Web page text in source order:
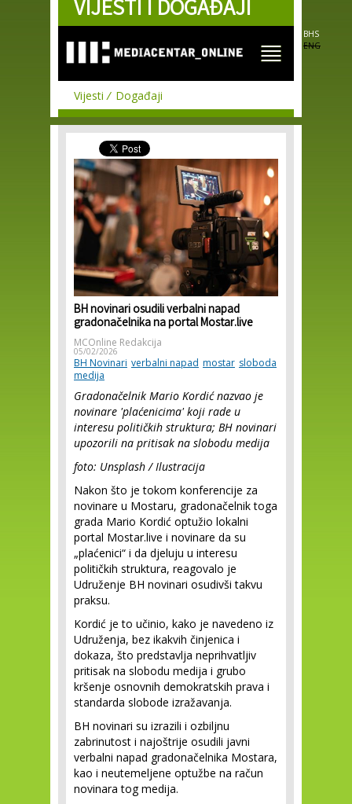
Skip to
main
VIJESTI I DOGAĐAJI
BHS
ENG
Vijesti Događaji
BH novinari osudili verbalni napad
gradonačelnika na portal Mostar.live
MCOnline Redakcija
05/02/2026
BH Novinari verbalni napad mostar sloboda
medija
Gradonačelnik Mario Kordić nazvao je
novinare 'plaćenicima' koji rade u
interesu političkih struktura; BH novinari
upozorili na pritisak na slobodu medija
foto: Unsplash / Ilustracija
Nakon što je tokom konferencije za
novinare u Mostaru, gradonačelnik toga
grada Mario Kordić optužio lokalni
portal Mostar.live i novinare da su
„plaćenici“ i da djeluju u interesu
političkih struktura, reagovalo je
Udruženje BH novinari osudivši takvu
praksu.
Kordić je to učinio, kako je navedeno iz
Udruženja, bez ikakvih činjenica i
dokaza, što predstavlja neprihvatljiv
pritisak na slobodu medija i grubo
kršenje osnovnih demokratskih prava i
standarda slobode izražavanja.
BH novinari su izrazili i ozbiljnu
zabrinutost i najoštrije osudili javni
verbalni napad gradonačelnika Mostara,
kao i neutemeljene optužbe na račun
novinara tog medija.